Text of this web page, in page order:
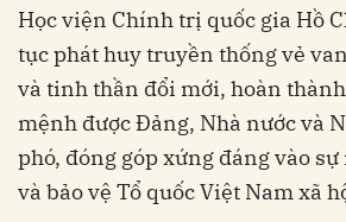
Học viện Chính trị quốc gia Hồ
tục phát huy truyền thống vẻ
và tinh thần đổi mới, hoàn
mệnh được Đảng, Nhà nước và
phó, đóng góp xứng đáng vào
và bảo vệ Tổ quốc Việt Nam xã